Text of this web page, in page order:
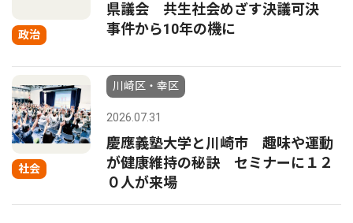
政治
県議会 共生社会めざす決議可決
事件から10年の機に
社会
川崎区・幸区
2026.07.31
慶應義塾大学と川崎市 趣味や運動
が健康維持の秘訣 セミナーに１２
０人が来場